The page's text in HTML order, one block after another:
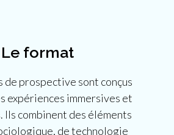
Le format
de prospective sont conçus
expériences immersives et
combinent des éléments
de technologie